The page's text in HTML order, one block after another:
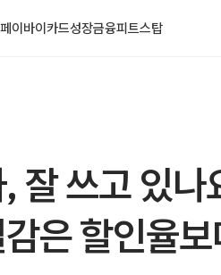
페이바이카드성장금융피트스탑
잘 쓰고 있나
은 할인율